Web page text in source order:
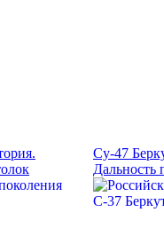
Су-47
Дальность